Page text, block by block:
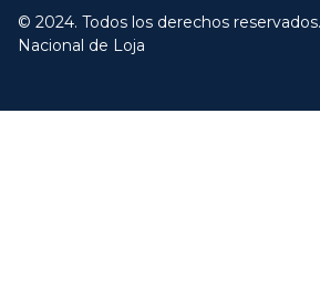
© 2024. Todos los derechos
Nacional de Loja